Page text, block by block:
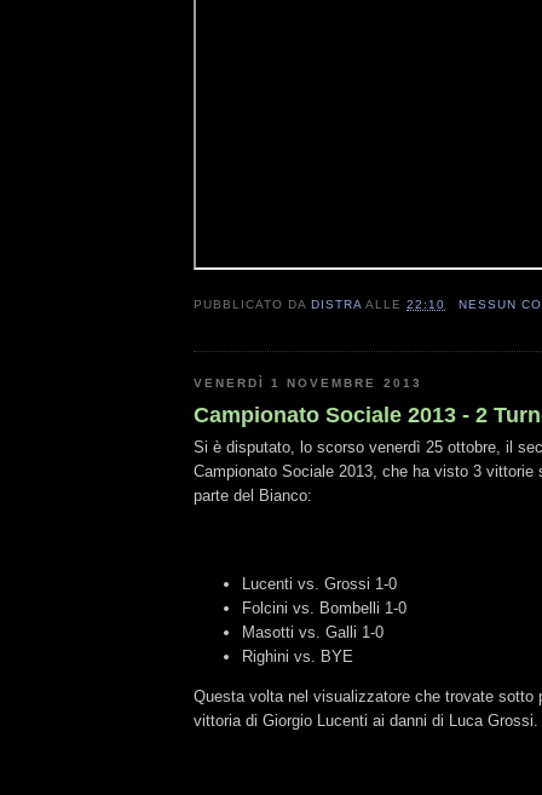
PUBBLICATO DADISTRA ALLE22:10 NESSUN
VENERDÌ 1 NOVEMBRE 2013
Campionato Sociale 2013 - 2
Si è disputato, lo scorso venerdì 25 ottobre, il
Campionato Sociale 2013, che ha visto 3 vittorie
parte del Bianco:
Lucenti vs. Grossi 1-0
Folcini vs. Bombelli 1-0
Masotti vs. Galli 1-0
Righini vs. BYE
Questa volta nel visualizzatore che trovate sotto
vittoria di Giorgio Lucenti ai danni di Luca Grossi.